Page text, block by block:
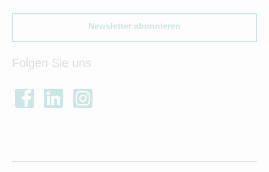
Newsletter abonnieren
Folgen Sie uns